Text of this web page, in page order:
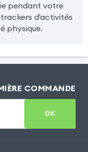
pendant votre
d'activités
physique.
COMMANDE
OK